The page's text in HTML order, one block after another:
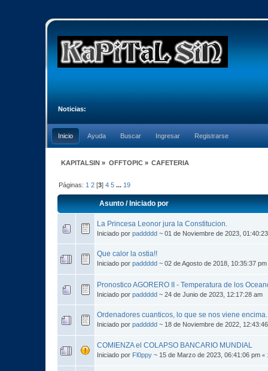
Noticias:
Inicio Ayuda Buscar Ingresar Registrarse
KAPITALSIN » OFFTOPIC» CAFETERIA
Páginas: 1 2 [3]4 5 ... 19
Asunto/Iniciado por
La Princesa Leonor jura la Constitucion.
Iniciado por paddddd ~ 01 de Noviembre de 2023,
Que calor la ostia!!
Iniciado por paddddd ~ 02 de Agosto de 2018, 10:35:37 pm
Pronostico AGORERO II - Temperatura de los
Iniciado por paddddd ~ 24 de Junio de 2023, 12:17:28 am
Ordenadores cuanticos, lo que se nos viene encima.
Iniciado por paddddd ~ 18 de Noviembre de 2022,
COMIENZA el COLAPSO BANCARIO MUNDIAL
Iniciado por Fl0ppy ~ 15 de Marzo de 2023, 06:41:06 pm «